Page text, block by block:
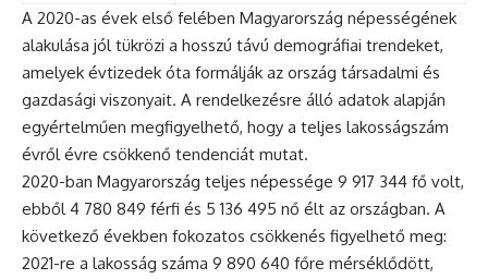
A 2020-as évek első felében Magyarország népességének
alakulása jól tükrözi a hosszú távú demográfiai trendeket,
amelyek évtizedek óta formálják az ország társadalmi és
gazdasági viszonyait. A rendelkezésre álló adatok alapján
egyértelműen megfigyelhető, hogy a teljes lakosságszám
évről évre csökkenő tendenciát mutat.
2020-ban Magyarország teljes népessége 9 917 344 fő volt,
ebből 4 780 849 férfi és 5 136 495 nő élt az országban. A
következő években fokozatos csökkenés figyelhető meg:
2021-re a lakosság száma 9 890 640 főre mérséklődött,